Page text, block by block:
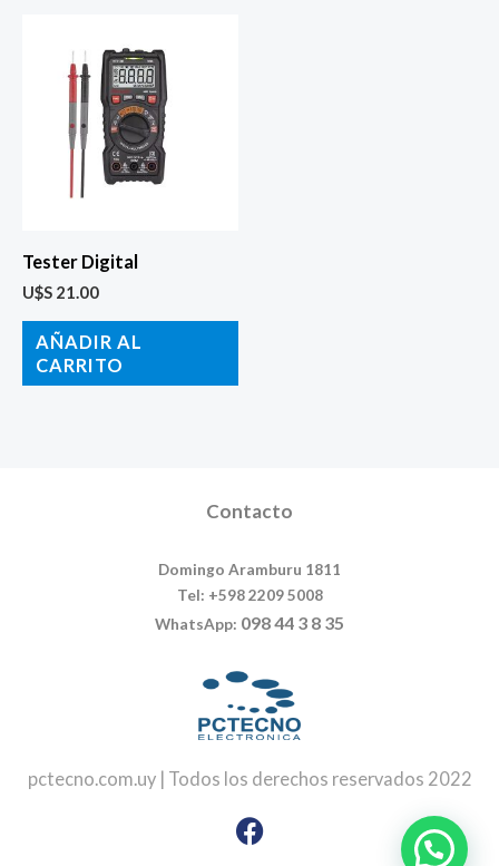
Tester Digital
U$S 21.00
AÑADIR AL
CARRITO
Contacto
Domingo Aramburu 1811
Tel: +598 2209 5008
WhatsApp: 098 44 3 8 35
pctecno.com.uy | Todos los derechos reservados 2022
Facebook
Instagram